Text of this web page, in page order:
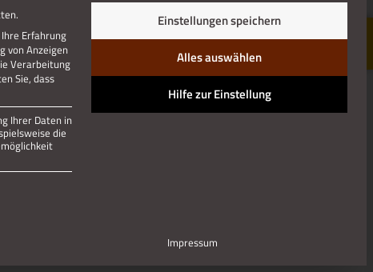
Erfahrung
von Anzeigen
Verarbeitung
Sie, dass
Ihrer Daten in
die
kann nicht abgewählt werden.
Einstellungen speichern
Alles auswählen
Hilfe zur Einstellung
Impressum